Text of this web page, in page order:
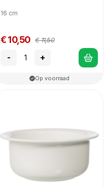
16 cm
€ 10,50 € 11,50
- +
Op voorraad